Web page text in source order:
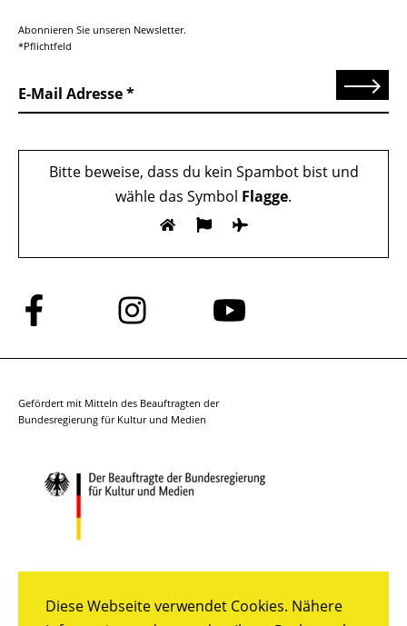
Diese Webseite verwendet Cookies. Nähere
Abonnieren Sie unseren Newsletter.
*Pflichtfeld
E-Mail Adresse Senden
Bitte beweise, dass du kein Spambot bist und
wähle das Symbol Flagge.
Folge
uns
auf
Folge
uns
auf
Folge
auf
Gefördert mit Mitteln des Beauftragten der
Bundesregierung für Kultur und Medien